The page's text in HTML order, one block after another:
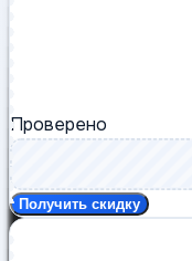
Проверено
Получить скидку